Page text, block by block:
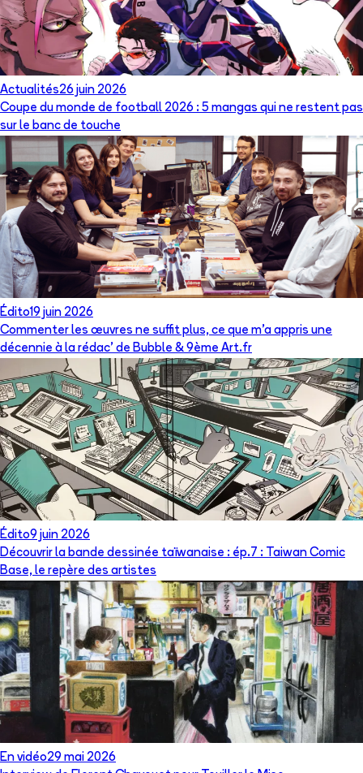
Actualités26 juin 2026
Coupe du monde de football 2026 : 5 mangas qui ne restent pas
sur le banc de touche
Édito19 juin 2026
Commenter les œuvres ne suffit plus, ce que m’a appris une
décennie à la rédac’ de Bubble & 9ème Art.fr
Édito9 juin 2026
Découvrir la bande dessinée taïwanaise : ép.7 : Taiwan Comic
Base, le repère des artistes
En vidéo29 mai 2026